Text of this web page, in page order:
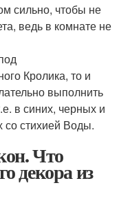
сильно, чтобы не
ведь в комнате не
Кролика, то и
выполнить
в синих, черных и
со стихией Воды.
Что
декора из